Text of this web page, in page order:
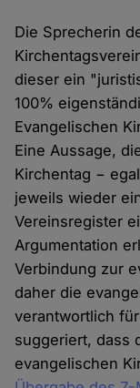
Die Sprecherin
dieser ein
100%
Evangelischen
Eine Aussage,
Kirchentag −
jeweils wieder
Vereinsregister
Argumentation
Verbindung zur
daher die
verantwortlich
suggeriert, dass
evangelischen